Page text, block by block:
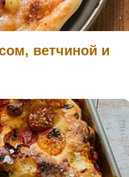
ветчиной и